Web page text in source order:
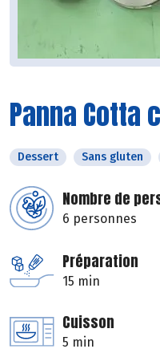
Panna Cotta
Dessert Sans gluten
Nombre de
6 personnes
Préparation
15 min
Cuisson
5 min